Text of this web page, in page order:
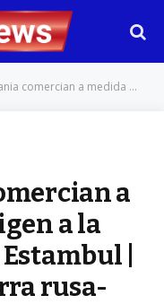
se dirigen a la reunión de paz de Estambul | Noticias de la guerra rusa-ucraína
a
a la
|
rusa-